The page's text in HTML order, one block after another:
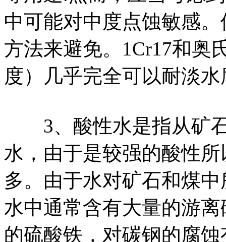
中可能对中度点蚀敏感
方法来避免。1Cr17和奥
度）几乎完全可以耐淡
3、酸性水是指从矿石
水，由于是较强的酸性
多。由于水对矿石和煤
水中通常含有大量的游
的硫酸铁，对碳钢的腐